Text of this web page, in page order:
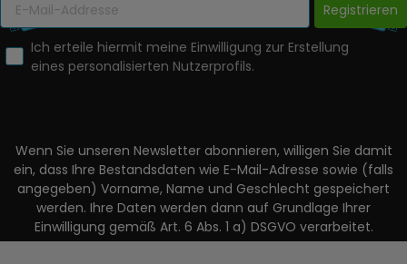
Registrieren
Ich erteile hiermit meine Einwilligung zur Erstellung
eines personalisierten Nutzerprofils.
Wenn Sie unseren Newsletter abonnieren, willigen Sie damit
ein, dass Ihre Bestandsdaten wie E-Mail-Adresse sowie (falls
angegeben) Vorname, Name und Geschlecht gespeichert
werden. Ihre Daten werden dann auf Grundlage Ihrer
Einwilligung gemäß Art. 6 Abs. 1 a) DSGVO verarbeitet.